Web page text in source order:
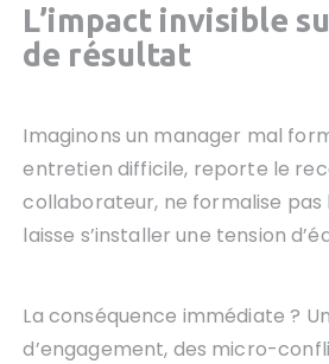
L’impact invisible
de résultat
Imaginons un manager mal
entretien difficile, reporte le
collaborateur, ne formalise pas
laisse s’installer une tension
La conséquence immédiate ?
d’engagement, des micro-